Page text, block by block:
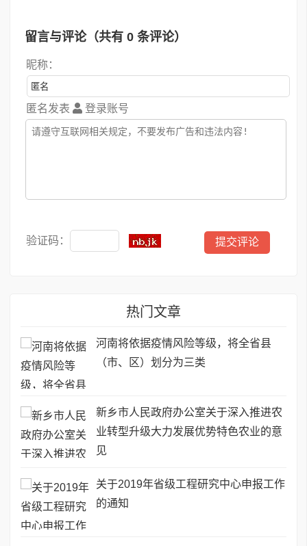
留言与评论（共有 0 条评论）
昵称：
匿名发表 登录账号
验证码：
热门文章
河南将依据疫情风险等级，将全省县
（市、区）划分为三类
新乡市人民政府办公室关于深入推进农
业转型升级大力发展优势特色农业的意
见
关于2019年省级工程研究中心申报工作
的通知